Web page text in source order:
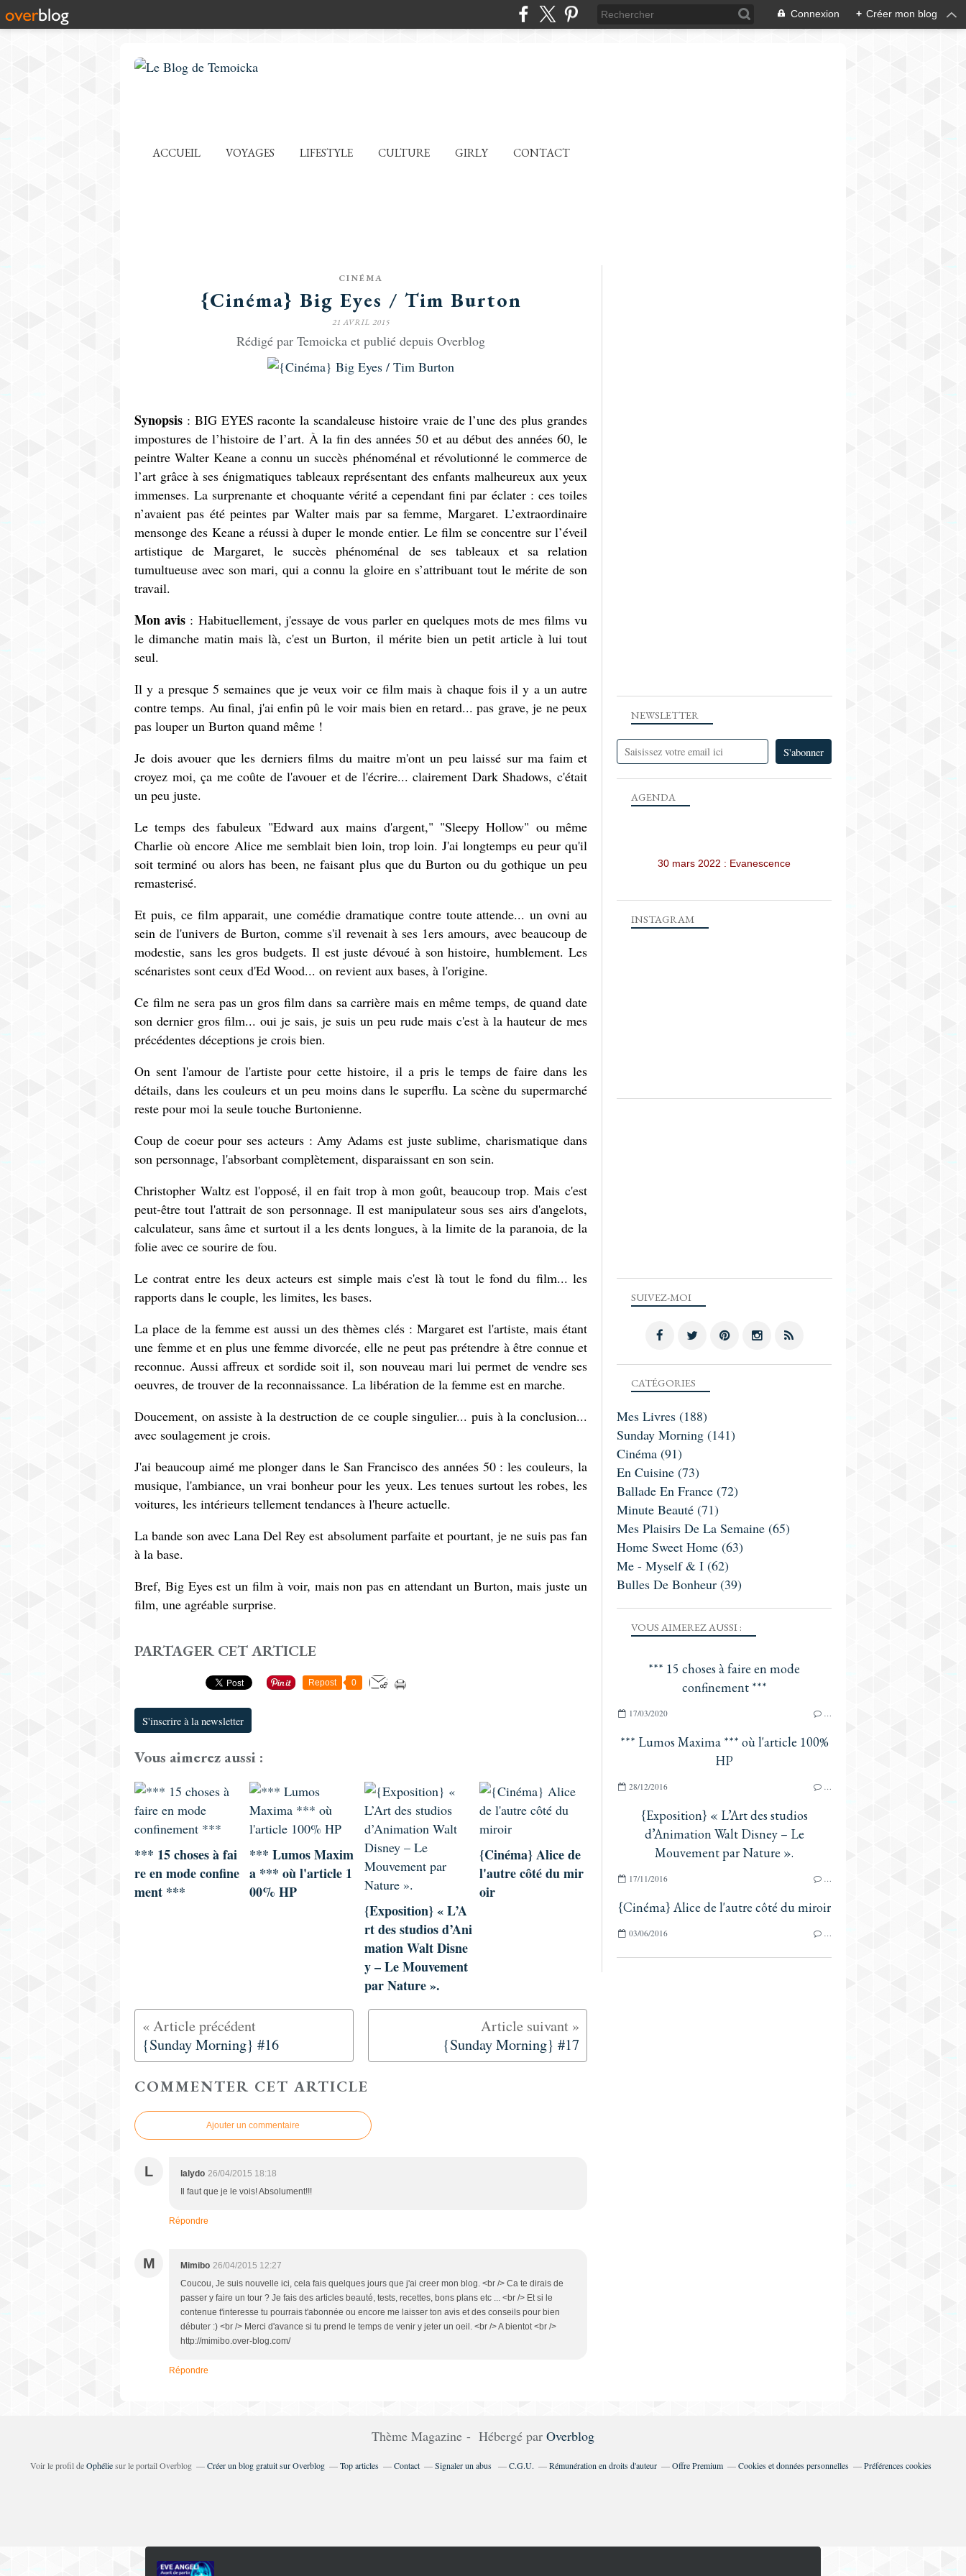
Connexion + Créer mon blog
ACCUEIL VOYAGES LIFESTYLE CULTURE GIRLY CONTACT
CINÉMA
{Cinéma} Big Eyes / Tim Burton
21 AVRIL 2015
Rédigé par Temoicka et publié depuis Overblog
Synopsis : BIG EYES raconte la scandaleuse histoire vraie de l’une des plus grandes
impostures de l’histoire de l’art. À la fin des années 50 et au début des années 60, le
peintre Walter Keane a connu un succès phénoménal et révolutionné le commerce de
l’art grâce à ses énigmatiques tableaux représentant des enfants malheureux aux yeux
immenses. La surprenante et choquante vérité a cependant fini par éclater : ces toiles
n’avaient pas été peintes par Walter mais par sa femme, Margaret. L’extraordinaire
mensonge des Keane a réussi à duper le monde entier. Le film se concentre sur l’éveil
artistique de Margaret, le succès phénoménal de ses tableaux et sa relation
tumultueuse avec son mari, qui a connu la gloire en s’attribuant tout le mérite de son
travail.
Mon avis : Habituellement, j'essaye de vous parler en quelques mots de mes films vu
le dimanche matin mais là, c'est un Burton, il mérite bien un petit article à lui tout
seul.
Il y a presque 5 semaines que je veux voir ce film mais à chaque fois il y a un autre
contre temps. Au final, j'ai enfin pû le voir mais bien en retard... pas grave, je ne peux
pas louper un Burton quand même !
Je dois avouer que les derniers films du maitre m'ont un peu laissé sur ma faim et
croyez moi, ça me coûte de l'avouer et de l'écrire... clairement Dark Shadows, c'était
un peu juste.
Le temps des fabuleux "Edward aux mains d'argent," "Sleepy Hollow" ou même
Charlie où encore Alice me semblait bien loin, trop loin. J'ai longtemps eu peur qu'il
soit terminé ou alors has been, ne faisant plus que du Burton ou du gothique un peu
remasterisé.
Et puis, ce film apparait, une comédie dramatique contre toute attende... un ovni au
sein de l'univers de Burton, comme s'il revenait à ses 1ers amours, avec beaucoup de
modestie, sans les gros budgets. Il est juste dévoué à son histoire, humblement. Les
scénaristes sont ceux d'Ed Wood... on revient aux bases, à l'origine.
Ce film ne sera pas un gros film dans sa carrière mais en même temps, de quand date
son dernier gros film... oui je sais, je suis un peu rude mais c'est à la hauteur de mes
précédentes déceptions je crois bien.
On sent l'amour de l'artiste pour cette histoire, il a pris le temps de faire dans les
détails, dans les couleurs et un peu moins dans le superflu. La scène du supermarché
reste pour moi la seule touche Burtonienne.
Coup de coeur pour ses acteurs : Amy Adams est juste sublime, charismatique dans
son personnage, l'absorbant complètement, disparaissant en son sein.
Christopher Waltz est l'opposé, il en fait trop à mon goût, beaucoup trop. Mais c'est
peut-être tout l'attrait de son personnage. Il est manipulateur sous ses airs d'angelots,
calculateur, sans âme et surtout il a les dents longues, à la limite de la paranoia, de la
folie avec ce sourire de fou.
Le contrat entre les deux acteurs est simple mais c'est là tout le fond du film... les
rapports dans le couple, les limites, les bases.
La place de la femme est aussi un des thèmes clés : Margaret est l'artiste, mais étant
une femme et en plus une femme divorcée, elle ne peut pas prétendre à être connue et
reconnue. Aussi affreux et sordide soit il, son nouveau mari lui permet de vendre ses
oeuvres, de trouver de la reconnaissance. La libération de la femme est en marche.
Doucement, on assiste à la destruction de ce couple singulier... puis à la conclusion...
avec soulagement je crois.
J'ai beaucoup aimé me plonger dans le San Francisco des années 50 : les couleurs, la
musique, l'ambiance, un vrai bonheur pour les yeux. Les tenues surtout les robes, les
voitures, les intérieurs tellement tendances à l'heure actuelle.
La bande son avec Lana Del Rey est absolument parfaite et pourtant, je ne suis pas fan
à la base.
Bref, Big Eyes est un film à voir, mais non pas en attendant un Burton, mais juste un
film, une agréable surprise.
PARTAGER CET ARTICLE
Repost 0
S'inscrire à la newsletter
Vous aimerez aussi :
*** 15 choses à fai
re en mode confine
ment ***
*** Lumos Maxim
a *** où l'article 1
00% HP
{Exposition} « L’A
rt des studios d’Ani
mation Walt Disne
y – Le Mouvement
par Nature ».
{Cinéma} Alice de
l'autre côté du mir
oir
{Sunday Morning} #16 {Sunday Morning} #17
COMMENTER CET ARTICLE
Ajouter un commentaire
L lalydo 26/04/2015 18:18
Il faut que je le vois! Absolument!!!
Répondre
M Mimibo 26/04/2015 12:27
Coucou, Je suis nouvelle ici, cela fais quelques jours que j'ai creer mon blog. <br /> Ca te dirais de
passer y faire un tour ? Je fais des articles beauté, tests, recettes, bons plans etc ... <br /> Et si le
contenue t'interesse tu pourrais t'abonnée ou encore me laisser ton avis et des conseils pour bien
débuter :) <br /> Merci d'avance si tu prend le temps de venir y jeter un oeil. <br /> A bientot <br />
http://mimibo.over-blog.com/
Répondre
NEWSLETTER
SUIVEZ-MOI
VOUS AIMEREZ AUSSI :
*** 15 choses à faire en mode
confinement ***
17/03/2020
*** Lumos Maxima *** où l'article 100%
HP
28/12/2016
{Exposition} « L’Art des studios
d’Animation Walt Disney – Le
Mouvement par Nature ».
17/11/2016
{Cinéma} Alice de l'autre côté du miroir
03/06/2016
CATÉGORIES
Mes Livres (188)
Sunday Morning (141)
Cinéma (91)
En Cuisine (73)
Ballade En France (72)
Minute Beauté (71)
Mes Plaisirs De La Semaine (65)
Home Sweet Home (63)
Me - Myself & I (62)
Bulles De Bonheur (39)
AGENDA
30 mars 2022 : Evanescence
INSTAGRAM
Thème Magazine - Hébergé par Overblog
Voir le profil deOphéliesur le portail Overblog Créer un blog gratuit sur Overblog Top articles Contact Signaler un abus C.G.U. Rémunération en droits d'auteur Offre Premium Cookies et données personnelles Préférences cookies